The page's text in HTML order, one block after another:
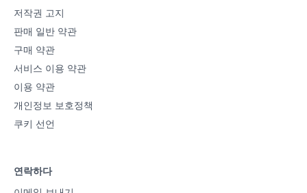
저작권 고지
판매 일반 약관
구매 약관
서비스 이용 약관
이용 약관
개인정보 보호정책
쿠키 선언
연락하다